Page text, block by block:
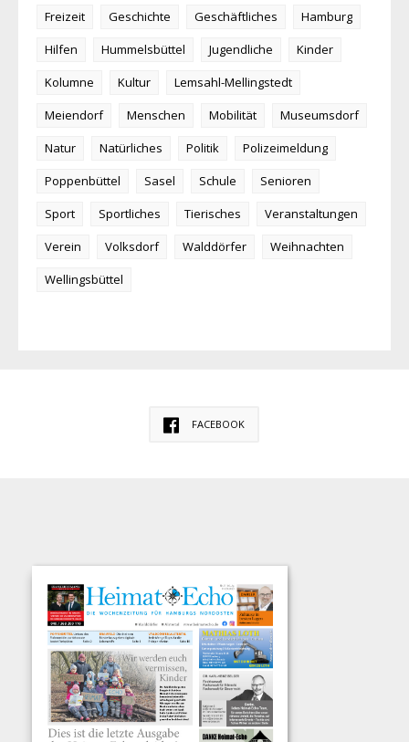
Freizeit
Geschichte Geschäftliches
Hamburg
Hilfen
Hummelsbüttel Jugendliche
Kinder
Kolumne
Kultur
Lemsahl-Mellingstedt
Meiendorf
Menschen Mobilität
Museumsdorf
Natur
Natürliches Politik
Polizeimeldung
Poppenbüttel
Sasel Schule
Senioren
Sport
Sportliches Tierisches
Veranstaltungen
Verein
Volksdorf Walddörfer
Weihnachten
Wellingsbüttel
FACEBOOK